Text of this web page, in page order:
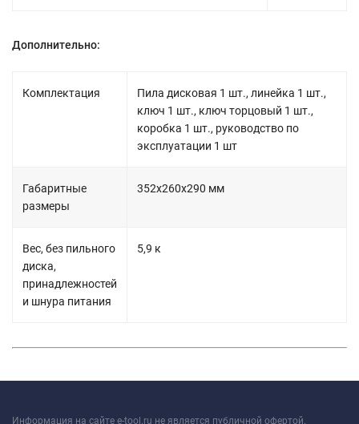
Дополнительно:
Комплектация
Пила дисковая 1 шт., линейка 1 шт.,
ключ 1 шт., ключ торцовый 1 шт.,
коробка 1 шт., руководство по
эксплуатации 1 шт
Габаритные
размеры
352х260х290 мм
Вес, без пильного
диска,
принадлежностей
и шнура питания
5,9 к
Информация на сайте e-tool.ru не является публичной офертой.